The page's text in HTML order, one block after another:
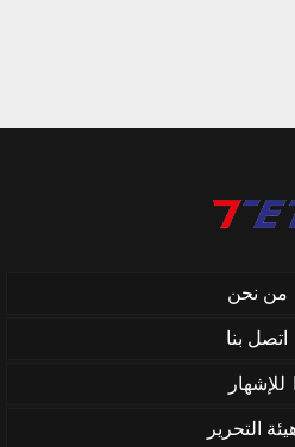
من نحن
اتصل بنا
للإشهار
التحرير